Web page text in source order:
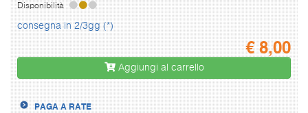
Disponibilità
consegna in 2/3gg (*)
€8,00
Aggiungi al carrello
PAGA A RATE